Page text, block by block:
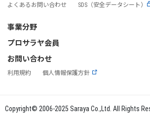
よくあるお問い合わせ
SDS（安全データシート）
事業分野
プロサラヤ会員
お問い合わせ
利用規約 個人情報保護方針
Copyright© 2006-2025 Saraya Co.,Ltd. All Rights